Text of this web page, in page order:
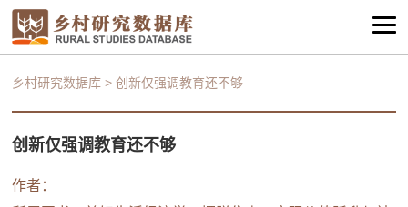
乡村研究数据库 >创新仅强调教育还不够
创新仅强调教育还不够
作者：